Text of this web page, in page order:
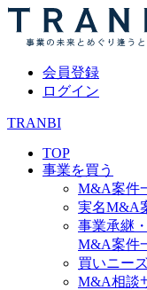
会員登録
ログイン
TRANBI
TOP
事業を買う
M&A案件
実名M&A
事業承継
M&A案件
買いニー
M&A相談